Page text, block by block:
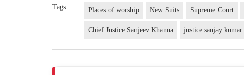
Tags Places of worship New Suits Supreme Court
Chief Justice Sanjeev Khanna justice sanjay kumar